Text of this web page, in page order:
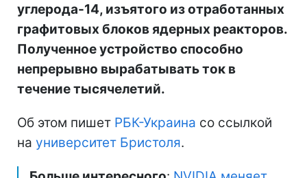
углерода-14, изъятого из отработанных
графитовых блоков ядерных реакторов.
Полученное устройство способно
непрерывно вырабатывать ток в
течение тысячелетий.
Об этом пишет РБК-Украина со ссылкой
на университет Бристоля.